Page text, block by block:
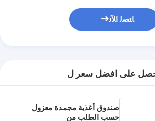
ﺎﺘﺼﻟ ﺍﻶﻧ
على افضل سعر ل
صندوق أغذية مجمدة معزول
حسب الطلب من